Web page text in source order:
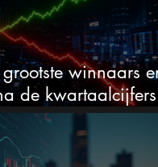
winnaars en
de kwartaalcijfers
eruit)